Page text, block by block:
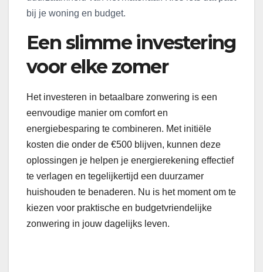
bij je woning en budget.
Een slimme investering
voor elke zomer
Het investeren in betaalbare zonwering is een
eenvoudige manier om comfort en
energiebesparing te combineren. Met initiële
kosten die onder de €500 blijven, kunnen deze
oplossingen je helpen je energierekening effectief
te verlagen en tegelijkertijd een duurzamer
huishouden te benaderen. Nu is het moment om te
kiezen voor praktische en budgetvriendelijke
zonwering in jouw dagelijks leven.